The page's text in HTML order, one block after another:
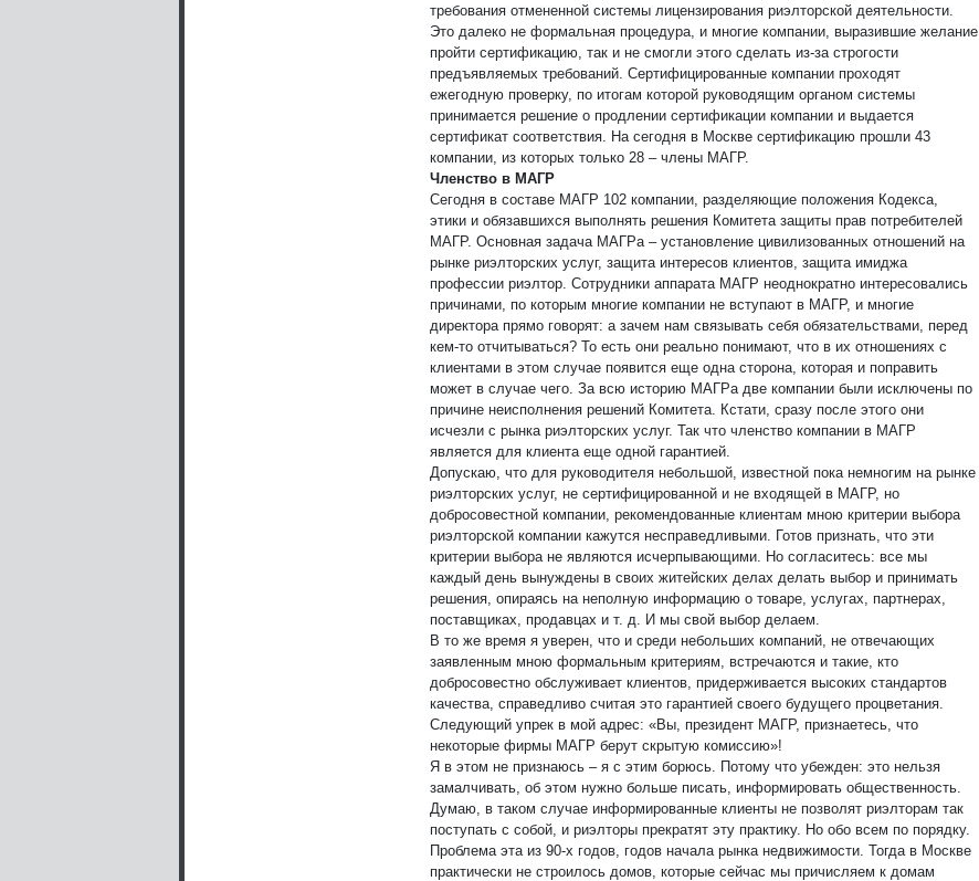
требования отмененной системы лицензирования риэлторской деятельности.
Это далеко не формальная процедура, и многие компании, выразившие желание
пройти сертификацию, так и не смогли этого сделать из-за строгости
предъявляемых требований. Сертифицированные компании проходят
ежегодную проверку, по итогам которой руководящим органом системы
принимается решение о продлении сертификации компании и выдается
сертификат соответствия. На сегодня в Москве сертификацию прошли 43
компании, из которых только 28 – члены МАГР.
Членство в МАГР
Сегодня в составе МАГР 102 компании, разделяющие положения Кодекса,
этики и обязавшихся выполнять решения Комитета защиты прав потребителей
МАГР. Основная задача МАГРа – установление цивилизованных отношений на
рынке риэлторских услуг, защита интересов клиентов, защита имиджа
профессии риэлтор. Сотрудники аппарата МАГР неоднократно интересовались
причинами, по которым многие компании не вступают в МАГР, и многие
директора прямо говорят: а зачем нам связывать себя обязательствами, перед
кем-то отчитываться? То есть они реально понимают, что в их отношениях с
клиентами в этом случае появится еще одна сторона, которая и поправить
может в случае чего. За всю историю МАГРа две компании были исключены по
причине неисполнения решений Комитета. Кстати, сразу после этого они
исчезли с рынка риэлторских услуг. Так что членство компании в МАГР
является для клиента еще одной гарантией.
Допускаю, что для руководителя небольшой, известной пока немногим на рынке
риэлторских услуг, не сертифицированной и не входящей в МАГР, но
добросовестной компании, рекомендованные клиентам мною критерии выбора
риэлторской компании кажутся несправедливыми. Готов признать, что эти
критерии выбора не являются исчерпывающими. Но согласитесь: все мы
каждый день вынуждены в своих житейских делах делать выбор и принимать
решения, опираясь на неполную информацию о товаре, услугах, партнерах,
поставщиках, продавцах и т. д. И мы свой выбор делаем.
В то же время я уверен, что и среди небольших компаний, не отвечающих
заявленным мною формальным критериям, встречаются и такие, кто
добросовестно обслуживает клиентов, придерживается высоких стандартов
качества, справедливо считая это гарантией своего будущего процветания.
Следующий упрек в мой адрес: «Вы, президент МАГР, признаетесь, что
некоторые фирмы МАГР берут скрытую комиссию»!
Я в этом не признаюсь – я с этим борюсь. Потому что убежден: это нельзя
замалчивать, об этом нужно больше писать, информировать общественность.
Думаю, в таком случае информированные клиенты не позволят риэлторам так
поступать с собой, и риэлторы прекратят эту практику. Но обо всем по порядку.
Проблема эта из 90-х годов, годов начала рынка недвижимости. Тогда в Москве
практически не строилось домов, которые сейчас мы причисляем к домам